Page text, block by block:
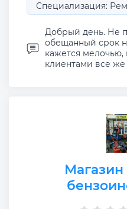
Специализация:
Добрый день. Не
обещанный срок
кажется мелочью,
клиентами все
Магазин